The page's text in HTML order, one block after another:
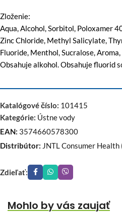
Zloženie:
Aqua, Alcohol, Sorbitol, Poloxamer
Zinc Chloride, Methyl Salicylate,
Fluoride, Menthol, Sucralose,
Obsahuje alkohol. Obsahuje fluorid
Katalógové číslo: 101415
Kategórie: Ústne vody
EAN: 3574660578300
Distribútor: JNTL Consumer Health
Zdieľať:
Mohlo by vás zaujať